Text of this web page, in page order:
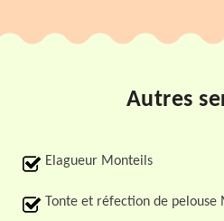
Autres
Elagueur Monteils
Tonte et réfection de pelouse